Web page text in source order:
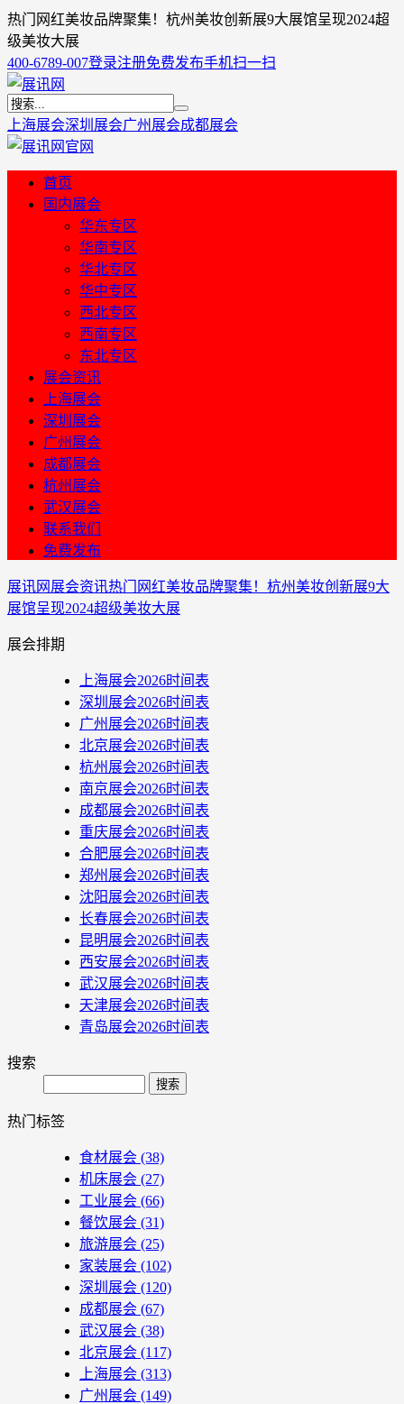
热门网红美妆品牌聚集！杭州美妆创新展9大展馆呈现2024超
级美妆大展
400-6789-007登录注册免费发布手机扫一扫
上海展会深圳展会广州展会成都展会
首页
国内展会
华东专区
华南专区
华北专区
华中专区
西北专区
西南专区
东北专区
展会资讯
上海展会
深圳展会
广州展会
成都展会
杭州展会
武汉展会
联系我们
免费发布
展讯网 展会资讯热门网红美妆品牌聚集！杭州美妆创新展9大
展馆呈现2024超级美妆大展
展会排期
上海展会2026时间表
深圳展会2026时间表
广州展会2026时间表
北京展会2026时间表
杭州展会2026时间表
南京展会2026时间表
成都展会2026时间表
重庆展会2026时间表
合肥展会2026时间表
郑州展会2026时间表
沈阳展会2026时间表
长春展会2026时间表
昆明展会2026时间表
西安展会2026时间表
武汉展会2026时间表
天津展会2026时间表
青岛展会2026时间表
搜索
Search
热门标签
食材展会 (38)
机床展会 (27)
工业展会 (66)
餐饮展会 (31)
旅游展会 (25)
家装展会 (102)
深圳展会 (120)
成都展会 (67)
武汉展会 (38)
北京展会 (117)
上海展会 (313)
广州展会 (149)